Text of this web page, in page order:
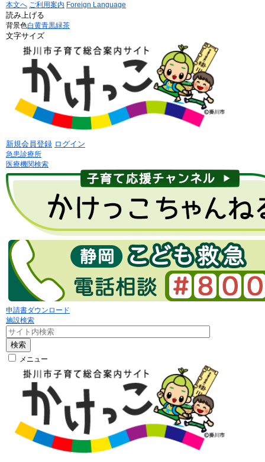
本文へ ご利用案内 Foreign Language
読み上げる
背景色白黄青黒緑茶
文字サイズ
新規会員登録 ログイン
急患診療所
医療機関検索
申請書ダウンロード
施設検索
検索
メニュー